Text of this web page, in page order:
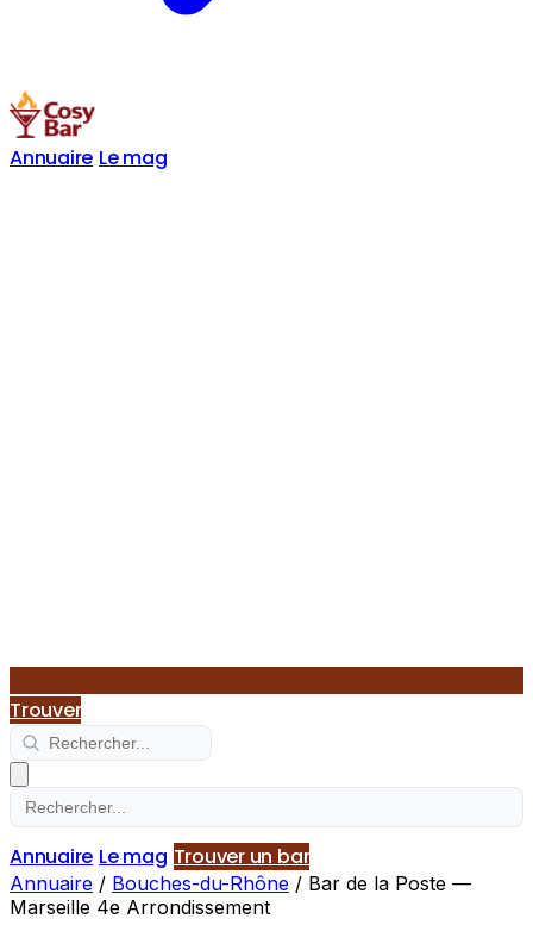
Annuaire Le mag
Trouver
Annuaire Le mag Trouver un bar
Annuaire / Bouches-du-Rhône / Bar de la Poste —
Marseille 4e Arrondissement